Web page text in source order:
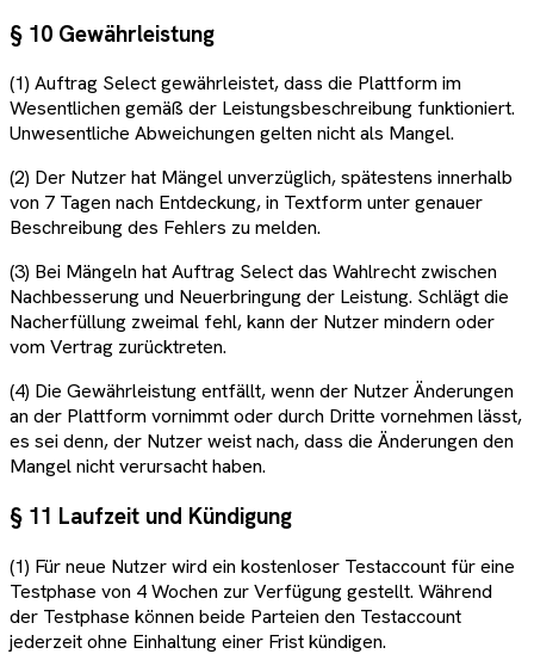
§ 10 Gewährleistung
(1) Auftrag Select gewährleistet, dass die Plattform im
Wesentlichen gemäß der Leistungsbeschreibung funktioniert.
Unwesentliche Abweichungen gelten nicht als Mangel.
(2) Der Nutzer hat Mängel unverzüglich, spätestens innerhalb
von 7 Tagen nach Entdeckung, in Textform unter genauer
Beschreibung des Fehlers zu melden.
(3) Bei Mängeln hat Auftrag Select das Wahlrecht zwischen
Nachbesserung und Neuerbringung der Leistung. Schlägt die
Nacherfüllung zweimal fehl, kann der Nutzer mindern oder
vom Vertrag zurücktreten.
(4) Die Gewährleistung entfällt, wenn der Nutzer Änderungen
an der Plattform vornimmt oder durch Dritte vornehmen lässt,
es sei denn, der Nutzer weist nach, dass die Änderungen den
Mangel nicht verursacht haben.
§ 11 Laufzeit und Kündigung
(1) Für neue Nutzer wird ein kostenloser Testaccount für eine
Testphase von 4 Wochen zur Verfügung gestellt. Während
der Testphase können beide Parteien den Testaccount
jederzeit ohne Einhaltung einer Frist kündigen.